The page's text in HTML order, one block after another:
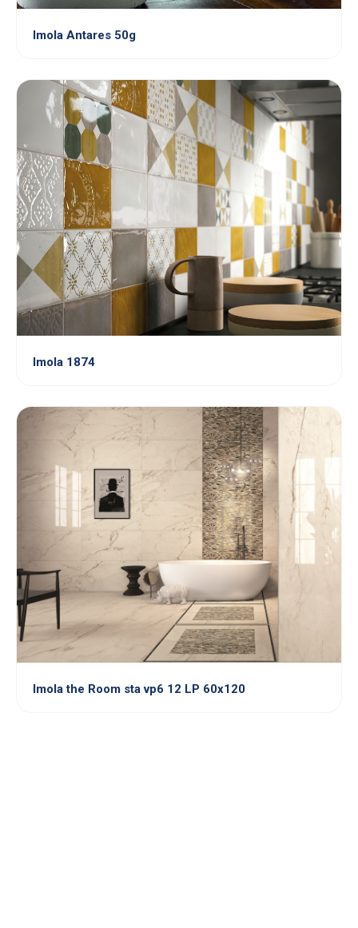
Imola Antares 50g
Imola 1874
Imola the Room sta vp6 12 LP 60x120